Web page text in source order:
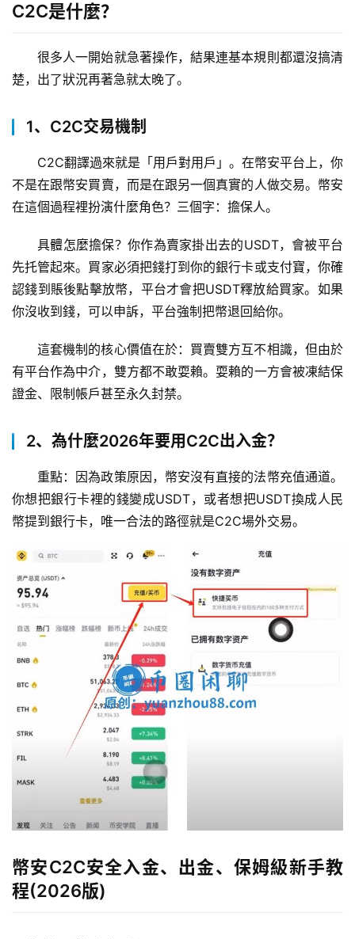
C2C是什麼？
很多人一開始就急著操作，結果連基本規則都還沒搞清
楚，出了狀況再著急就太晚了。
1、C2C交易機制
C2C翻譯過來就是「用戶對用戶」。在幣安平台上，你
不是在跟幣安買賣，而是在跟另一個真實的人做交易。幣安
在這個過程裡扮演什麼角色？三個字：擔保人。
具體怎麼擔保？你作為賣家掛出去的USDT，會被平台
先托管起來。買家必須把錢打到你的銀行卡或支付寶，你確
認錢到賬後點擊放幣，平台才會把USDT釋放給買家。如果
你沒收到錢，可以申訴，平台強制把幣退回給你。
這套機制的核心價值在於：買賣雙方互不相識，但由於
有平台作為中介，雙方都不敢耍賴。耍賴的一方會被凍結保
證金、限制帳戶甚至永久封禁。
2、為什麼2026年要用C2C出入金？
重點：因為政策原因，幣安沒有直接的法幣充值通道。
你想把銀行卡裡的錢變成USDT，或者想把USDT換成人民
幣提到銀行卡，唯一合法的路徑就是C2C場外交易。
幣安C2C安全入金、出金、保姆級新手教
程(2026版)